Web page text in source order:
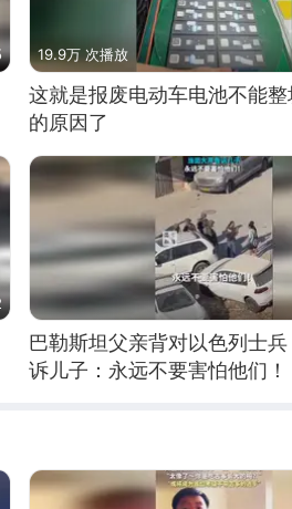
19.9万 次播放
这就是报废电动车电池不能
的原因了
巴勒斯坦父亲背对以色列士
诉儿子：永远不要害怕他们！